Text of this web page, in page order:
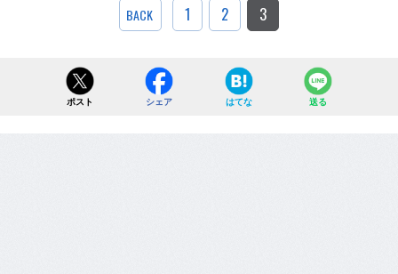
BACK 1 2 3
ポスト シェア はてな 送る